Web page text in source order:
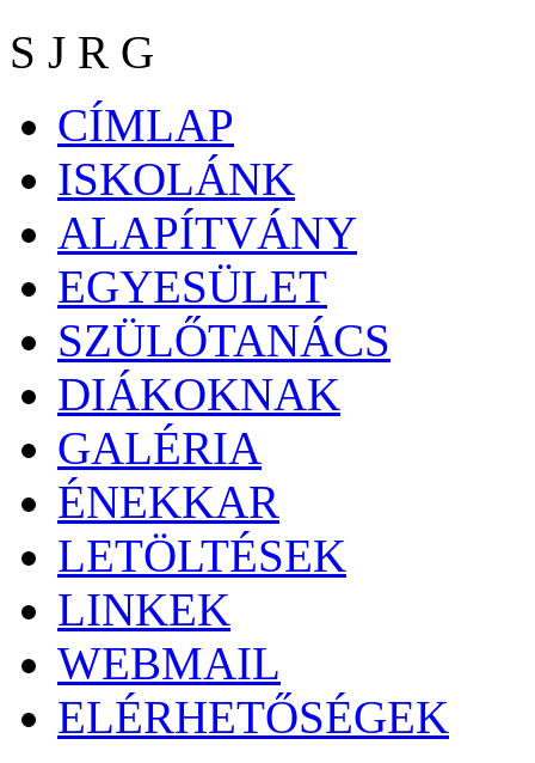
S J R G
CÍMLAP
ISKOLÁNK
ALAPÍTVÁNY
EGYESÜLET
SZÜLŐTANÁCS
DIÁKOKNAK
GALÉRIA
ÉNEKKAR
LETÖLTÉSEK
LINKEK
WEBMAIL
ELÉRHETŐSÉGEK